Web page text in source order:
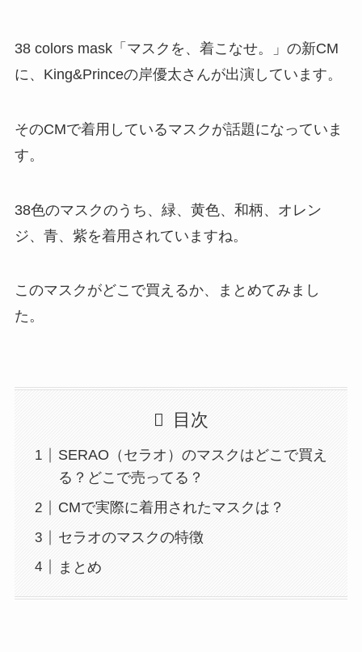
38 colors mask「マスクを、着こなせ。」の新CM
に、King&Princeの岸優太さんが出演しています。
そのCMで着用しているマスクが話題になっていま
す。
38色のマスクのうち、緑、黄色、和柄、オレン
ジ、青、紫を着用されていますね。
このマスクがどこで買えるか、まとめてみまし
た。
目次
SERAO（セラオ）のマスクはどこで買え
る？どこで売ってる？
CMで実際に着用されたマスクは？
セラオのマスクの特徴
まとめ